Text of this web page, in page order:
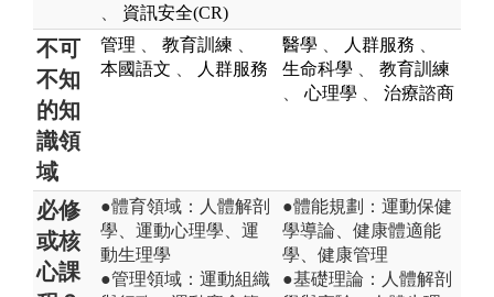
資訊安全(CR)
不可
不知
的知
識領
域
管理 教育訓練
本國語文
人群服務
醫學 人群服務
生命科學
教育訓練
心理學 治療諮商
必修
或核
心課
●體育領域：人體解剖
學、運動心理學、運
動生理學
●管理領域：運動組織
●體能規劃：運動保健
學導論、健康體適能
學、健康管理
●基礎理論：人體解剖